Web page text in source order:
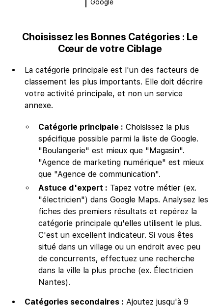
Google
Choisissez les Bonnes Catégories : Le
Cœur de votre Ciblage
La catégorie principale est l'un des facteurs de
classement les plus importants. Elle doit décrire
votre activité principale, et non un service
annexe.
Catégorie principale : Choisissez la plus
spécifique possible parmi la liste de Google.
"Boulangerie" est mieux que "Magasin".
"Agence de marketing numérique" est mieux
que "Agence de communication".
Astuce d'expert : Tapez votre métier (ex.
"électricien") dans Google Maps. Analysez les
fiches des premiers résultats et repérez la
catégorie principale qu'elles utilisent le plus.
C'est un excellent indicateur. Si vous êtes
situé dans un village ou un endroit avec peu
de concurrents, effectuez une recherche
dans la ville la plus proche (ex. Électricien
Nantes).
Catégories secondaires : Ajoutez jusqu'à 9